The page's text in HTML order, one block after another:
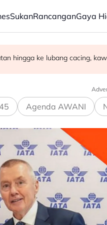
SukanRancanganGaya
selamat diijabkabulkan
pekerja diselamatkan
hingga ke lubang cacing,
Agenda AWANI